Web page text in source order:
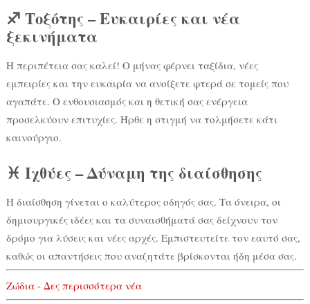
♐ Τοξότης – Ευκαιρίες και νέα
ξεκινήματα
Η περιπέτεια σας καλεί! Ο μήνας φέρνει ταξίδια, νέες
εμπειρίες και την ευκαιρία να ανοίξετε φτερά σε τομείς που
αγαπάτε. Ο ενθουσιασμός και η θετική σας ενέργεια
προσελκύουν επιτυχίες. Ήρθε η στιγμή να τολμήσετε κάτι
καινούργιο.
♓ Ιχθύες – Δύναμη της διαίσθησης
Η διαίσθηση γίνεται ο καλύτερος οδηγός σας. Τα όνειρα, οι
δημιουργικές ιδέες και τα συναισθήματά σας δείχνουν τον
δρόμο για λύσεις και νέες αρχές. Εμπιστευτείτε τον εαυτό σας,
καθώς οι απαντήσεις που αναζητάτε βρίσκονται ήδη μέσα σας.
Ζώδια - Δες περισσότερα νέα